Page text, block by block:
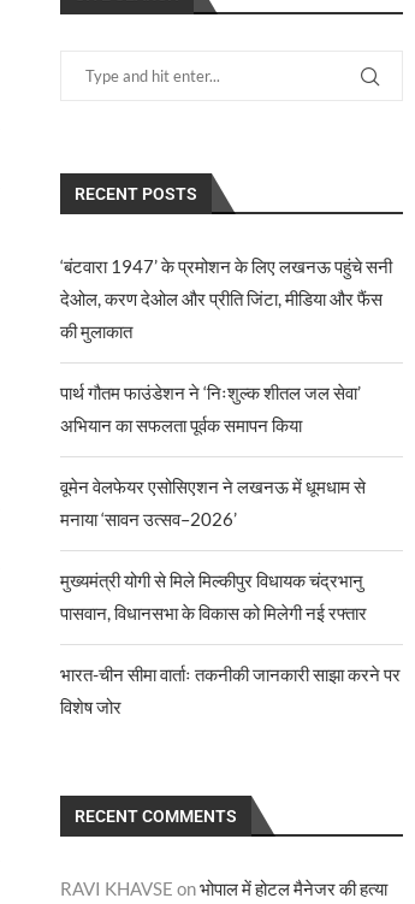
RECENT POSTS
‘बंटवारा 1947’ के प्रमोशन के लिए लखनऊ पहुंचे सनी
देओल, करण देओल और प्रीति जिंटा, मीडिया और फैंस
की मुलाकात
पार्थ गौतम फाउंडेशन ने ‘निःशुल्क शीतल जल सेवा’
अभियान का सफलता पूर्वक समापन किया
वूमेन वेलफेयर एसोसिएशन ने लखनऊ में धूमधाम से
मनाया ‘सावन उत्सव–2026’
मुख्यमंत्री योगी से मिले मिल्कीपुर विधायक चंद्रभानु
पासवान, विधानसभा के विकास को मिलेगी नई रफ्तार
भारत-चीन सीमा वार्ताः तकनीकी जानकारी साझा करने पर
विशेष जोर
RECENT COMMENTS
RAVI KHAVSE onभोपाल में होटल मैनेजर की हत्या